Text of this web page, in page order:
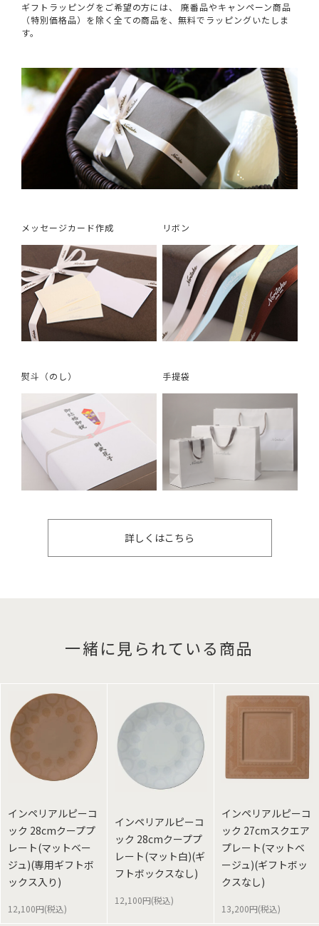
ギフトラッピングをご希望の方には、 廃番品やキャンペーン商品
（特別価格品）を除く全ての商品を、無料でラッピングいたしま
す。
メッセージカード作成 リボン
熨斗（のし） 手提袋
詳しくはこちら
一緒に見られている商品
インペリアルピーコ
ック 28cmクーププ
レート(マットベー
ジュ)(専用ギフトボ
ックス入り)
12,100円(税込)
インペリアルピーコ
ック 28cmクーププ
レート(マット白)(ギ
フトボックスなし)
12,100円(税込)
インペリアルピーコ
ック 27cmスクエア
プレート(マットベ
ージュ)(ギフトボッ
クスなし)
13,200円(税込)